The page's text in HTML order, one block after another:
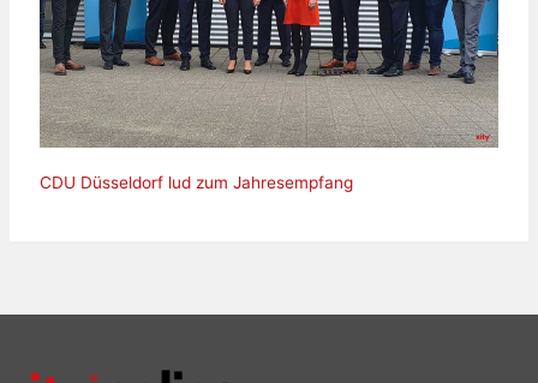
CDU Düsseldorf lud zum Jahresempfang